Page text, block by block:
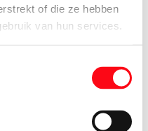
of die ze hebben
van hun services.